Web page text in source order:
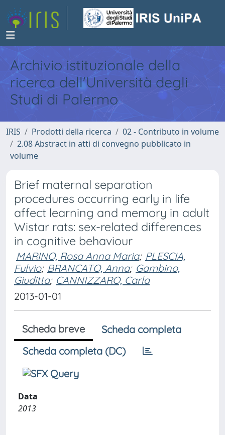
Archivio istituzionale della
ricerca dell'Università degli
Studi di Palermo
IRIS Prodotti della ricerca
02 - Contributo in volume
2.08 Abstract in atti di convegno pubblicato in
volume
Brief maternal separation
procedures occurring early in life
affect learning and memory in adult
Wistar rats: sex-related differences
in cognitive behaviour
MARINO, Rosa Anna Maria; PLESCIA,
Fulvio; BRANCATO, Anna; Gambino,
Giuditta; CANNIZZARO, Carla
2013-01-01
Scheda breve
Scheda completa
Scheda completa (DC)
Data
2013